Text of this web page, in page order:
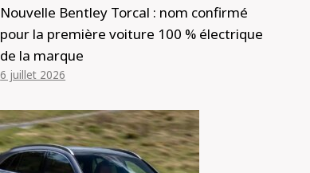
Nouvelle Bentley Torcal : nom confirmé
pour la première voiture 100 % électrique
de la marque
6 juillet 2026